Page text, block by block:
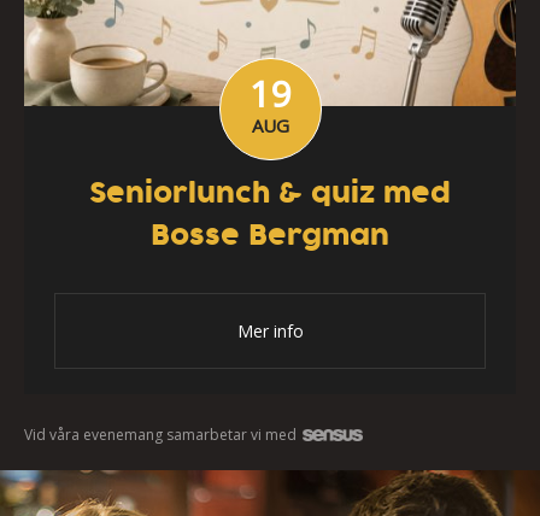
19
AUG
Seniorlunch & quiz med
Bosse Bergman
Mer info
Vid våra evenemang samarbetar vi med